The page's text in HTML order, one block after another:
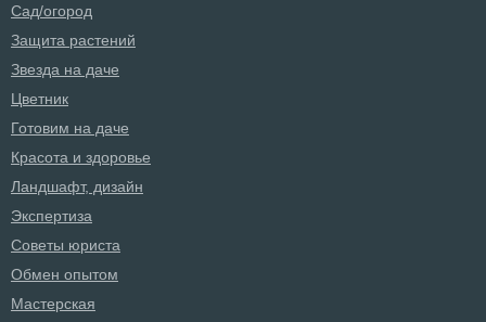
Сад/огород
Защита растений
Звезда на даче
Цветник
Готовим на даче
Красота и здоровье
Ландшафт, дизайн
Экспертиза
Советы юриста
Обмен опытом
Мастерская